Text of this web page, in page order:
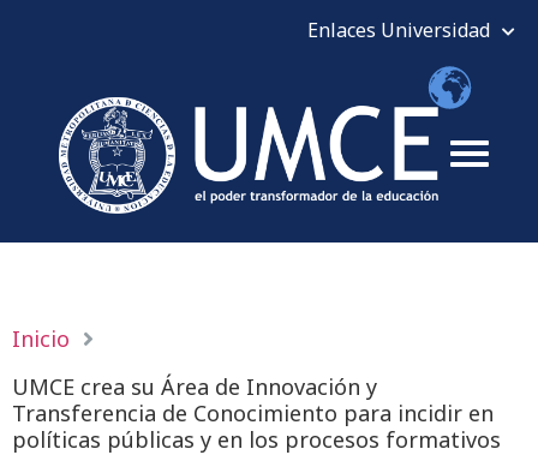
Inicio
UMCE crea su Área de Innovación y
Transferencia de Conocimiento para incidir en
políticas públicas y en los procesos formativos